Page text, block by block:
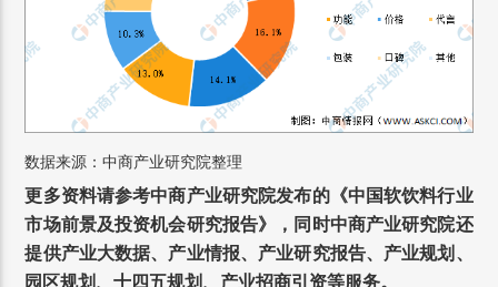
数据来源：中商产业研究院整理
更多资料请参考中商产业研究院发布的《中国软饮料行业
市场前景及投资机会研究报告》，同时中商产业研究院还
提供产业大数据、产业情报、产业研究报告、产业规划、
园区规划、十四五规划、产业招商引资等服务。